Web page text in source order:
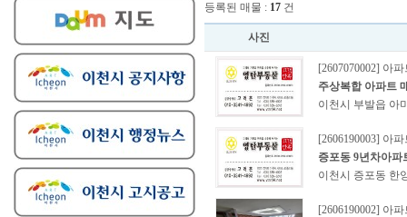
등록된 매물 : 17 건
사진
[2607070002] 아파
주상복합 아파트
이천시 부발읍 아
[2606190003] 아파
증포동 9년차아파
이천시 증포동 한
[2606190002] 아파